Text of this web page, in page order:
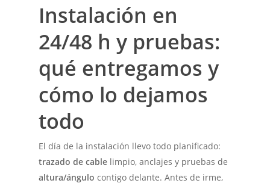
Instalación en
24/48 h y pruebas:
qué entregamos y
cómo lo dejamos
todo
El día de la instalación llevo todo planificado:
trazado de cable limpio, anclajes y pruebas de
altura/ángulo contigo delante. Antes de irme,